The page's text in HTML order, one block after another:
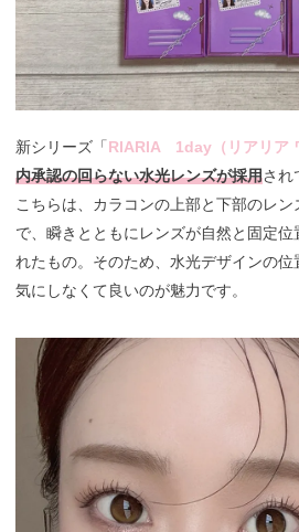
新シリーズ「RIARIA 1day（リアリア
内承認の回らない水光レンズが採用され
こちらは、カラコンの上部と下部のレン
で、瞬きとともにレンズが自然と固定位
れたもの。そのため、水光デザインの位
気にしなくて良いのが魅力です。